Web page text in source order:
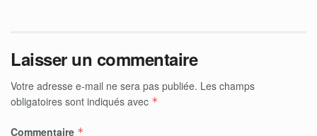
Laisser un commentaire
Votre adresse e-mail ne sera pas publiée. Les champs
obligatoires sont indiqués avec *
Commentaire *